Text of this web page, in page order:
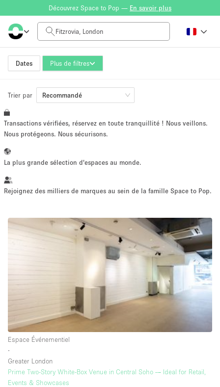
Découvrez Space to Pop — En savoir plus
Dates Plus de filtres
Tarif à la journée
£0
Taille de l'espace
~ 13 personnes
Vente au
détail
Showroom Événement Art Alimentation
Bureaux
Local
Commercial
Partagé
Type de l'espace
Atelier
Trier par Recommandé
Transactions vérifiées, réservez en toute tranquillité ! Nous veillons.
Nous protégeons. Nous sécurisons.
La plus grande sélection d'espaces au monde.
Rejoignez des milliers de marques au sein de la famille Space to Pop.
Espace Événementiel
∙
Greater London
Prime Two-Story White-Box Venue in Central Soho — Ideal for Retail,
Events & Showcases